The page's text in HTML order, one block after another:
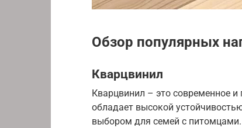
Обзор популярных
Кварцвинил
Кварцвинил – это современное
обладает высокой
выбором для семей с питомцами.